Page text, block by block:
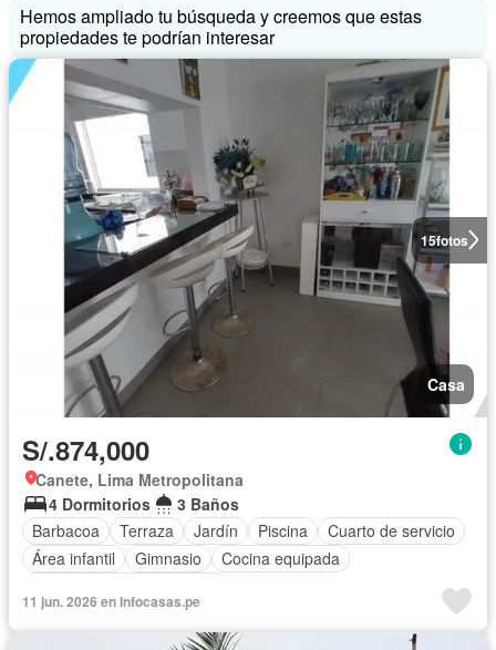
Hemos ampliado tu búsqueda y creemos que estas
propiedades te podrían interesar
15fotos
Casa
S/.874,000
Canete, Lima Metropolitana
4 Dormitorios
3 Baños
Barbacoa
Terraza Jardín Piscina
Cuarto de servicio
Área infantil
Gimnasio
Cocina equipada
11 jun. 2026 en Infocasas.pe